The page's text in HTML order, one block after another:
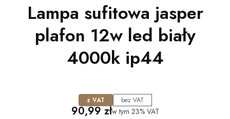
Lampa sufitowa jasper
plafon 12w led biały
4000k ip44
z VAT bez VAT
Cena
90,99 złw tym 23% VAT